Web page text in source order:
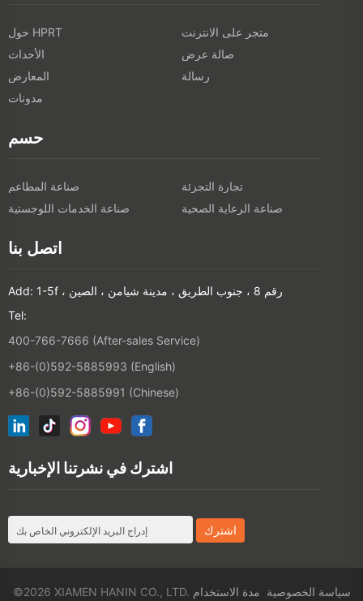
حول HPRT
متجر على الانترنت
الأحداث
صالة عرض
المعارض
رسالة
مدونات
حسم
صناعة المطاعم
تجارة التجزئة
صناعة الخدمات اللوجستية
صناعة الرعاية الصحية
اتصل بنا
Add: 1-5f ، رقم 8 ، جنوب الطريق ، مدينة شيامن ، الصين
Tel:
400-766-7666 (After-sales Service)
+86-(0)592-5885993 (English)
+86-(0)592-5885991 (Chinese)
اشترك في نشرتنا الإخبارية
©2026 XIAMEN HANIN CO., LTD. سياسة الخصوصية مدة الاستخدام